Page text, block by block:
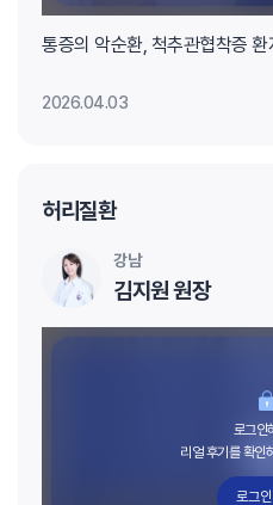
통증의 악순환, 척추관협착증
2026.04.03
허리질환
강남
김지원 원장
로그인
리얼 후기를 확인
로그인